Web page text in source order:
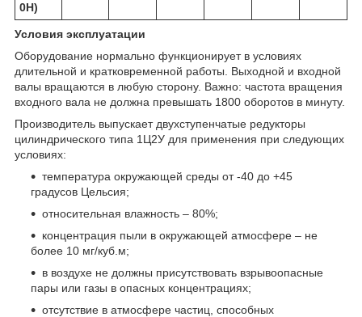
0Н)
Условия эксплуатации
Оборудование нормально функционирует в условиях
длительной и кратковременной работы. Выходной и входной
валы вращаются в любую сторону. Важно: частота вращения
входного вала не должна превышать 1800 оборотов в минуту.
Производитель выпускает двухступенчатые редукторы
цилиндрического типа 1Ц2У для применения при следующих
условиях:
температура окружающей среды от -40 до +45
градусов Цельсия;
относительная влажность – 80%;
концентрация пыли в окружающей атмосфере – не
более 10 мг/куб.м;
в воздухе не должны присутствовать взрывоопасные
пары или газы в опасных концентрациях;
отсутствие в атмосфере частиц, способных